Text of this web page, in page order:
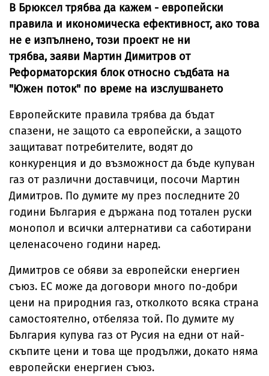
В Брюксел трябва да кажем - европейски
правила и икономическа ефективност, ако това
не е изпълнено, този проект не ни
трябва, заяви Мартин Димитров от
Реформаторския блок относно съдбата на
"Южен поток" по време на изслушването
Европейските правила трябва да бъдат
спазени, не защото са европейски, а защото
защитават потребителите, водят до
конкуренция и до възможност да бъде купуван
газ от различни доставчици, посочи Мартин
Димитров. По думите му през последните 20
години България е държана под тотален руски
монопол и всички алтернативи са саботирани
целенасочено години наред.
Димитров се обяви за европейски енергиен
съюз. ЕС може да договори много по-добри
цени на природния газ, отколкото всяка страна
самостоятелно, отбеляза той. По думите му
България купува газ от Русия на едни от най-
скъпите цени и това ще продължи, докато няма
европейски енергиен съюз.